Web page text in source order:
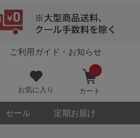
ご利用ガイド・お知らせ
お気に入り カート
セール 定期お届け